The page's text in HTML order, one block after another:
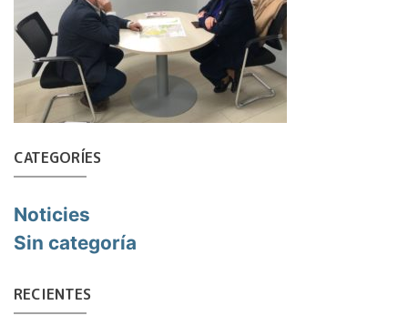
CATEGORÍES
Noticies
Sin categoría
RECIENTES